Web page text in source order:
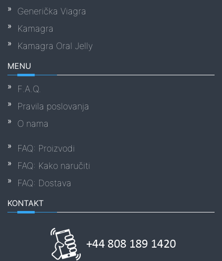
Generička Viagra
Kamagra
Kamagra Oral Jelly
MENU
F.A.Q.
Pravila poslovanja
O nama
FAQ: Proizvodi
FAQ: Kako naručiti
FAQ: Dostava
KONTAKT